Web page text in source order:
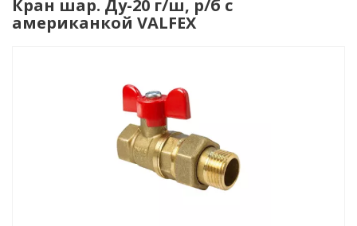
Кран шар. Ду-20 г/ш, р/б с
американкой VALFEX